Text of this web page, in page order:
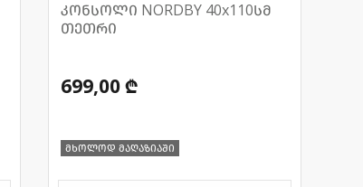
კონსოლი NORDBY 40x110სმ
თეთრი
699,00 ₾
მხოლოდ მაღაზიაში